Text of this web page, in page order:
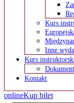
Kurs
Inne
Kurs
Kontakt
onlineKup bilet